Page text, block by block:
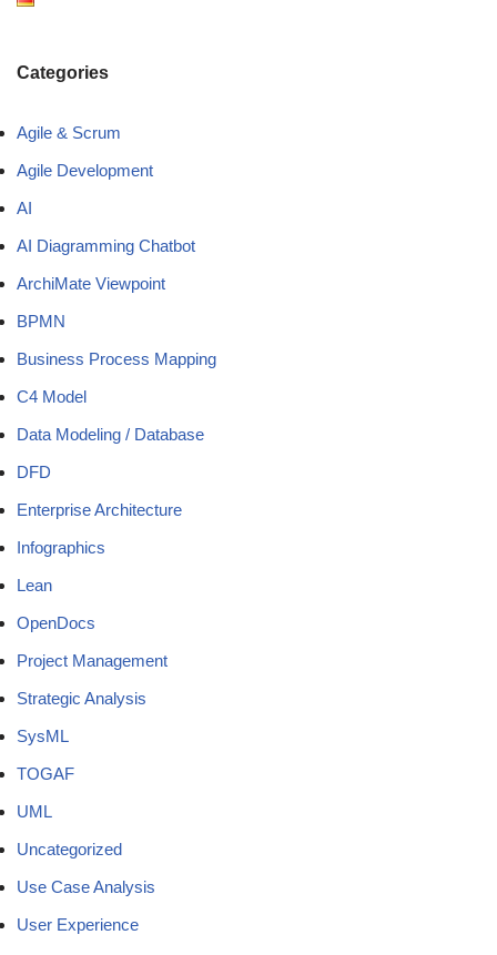
Categories
Agile & Scrum
Agile Development
AI
AI Diagramming Chatbot
ArchiMate Viewpoint
BPMN
Business Process Mapping
C4 Model
Data Modeling / Database
DFD
Enterprise Architecture
Infographics
Lean
OpenDocs
Project Management
Strategic Analysis
SysML
TOGAF
UML
Uncategorized
Use Case Analysis
User Experience